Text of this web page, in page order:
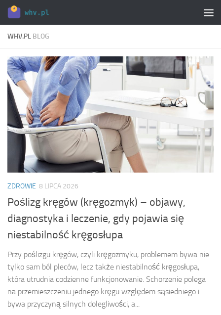
Skip to content
WHV.PL BLOG
ZDROWIE 8 LIPCA 2026
Poślizg kręgów (kręgozmyk) – objawy,
diagnostyka i leczenie, gdy pojawia się
niestabilność kręgosłupa
Przy poślizgu kręgów, czyli kręgozmyku, problemem bywa nie
tylko sam ból pleców, lecz także niestabilność kręgosłupa,
która utrudnia codzienne funkcjonowanie. Schorzenie polega
na przemieszczeniu jednego kręgu względem sąsiedniego i
bywa przyczyną silnych dolegliwości, a...